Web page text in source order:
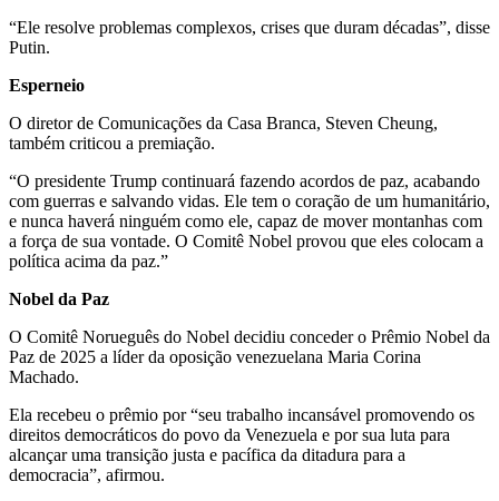
“Ele resolve problemas complexos, crises que duram décadas”, disse
Putin.
Esperneio
O diretor de Comunicações da Casa Branca, Steven Cheung,
também criticou a premiação.
“O presidente Trump continuará fazendo acordos de paz, acabando
com guerras e salvando vidas. Ele tem o coração de um humanitário,
e nunca haverá ninguém como ele, capaz de mover montanhas com
a força de sua vontade. O Comitê Nobel provou que eles colocam a
política acima da paz.”
Nobel da Paz
O Comitê Norueguês do Nobel decidiu conceder o Prêmio Nobel da
Paz de 2025 a líder da oposição venezuelana Maria Corina
Machado.
Ela recebeu o prêmio por “seu trabalho incansável promovendo os
direitos democráticos do povo da Venezuela e por sua luta para
alcançar uma transição justa e pacífica da ditadura para a
democracia”, afirmou.